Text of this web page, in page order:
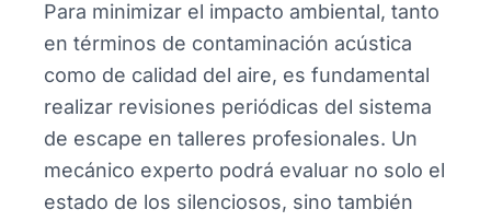
Para minimizar el impacto ambiental, tanto
en términos de contaminación acústica
como de calidad del aire, es fundamental
realizar revisiones periódicas del sistema
de escape en talleres profesionales. Un
mecánico experto podrá evaluar no solo el
estado de los silenciosos, sino también